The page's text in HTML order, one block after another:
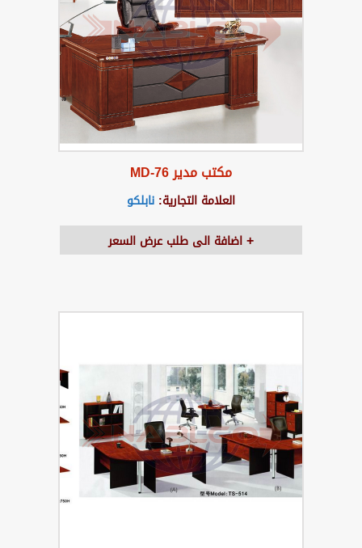
مكتب مدير MD-76
العلامة التجارية: نابلكو
اضافة الى طلب عرض السعر